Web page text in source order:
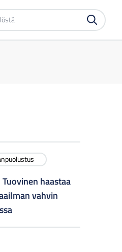
haastaa
vahvin